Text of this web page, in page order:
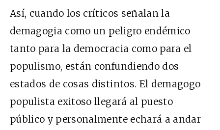
Así, cuando los críticos señalan la
demagogia como un peligro endémico
tanto para la democracia como para el
populismo, están confundiendo dos
estados de cosas distintos. El demagogo
populista exitoso llegará al puesto
público y personalmente echará a andar